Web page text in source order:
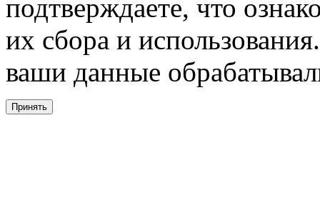
подтверждаете, что
их сбора и
ваши данные
Принять